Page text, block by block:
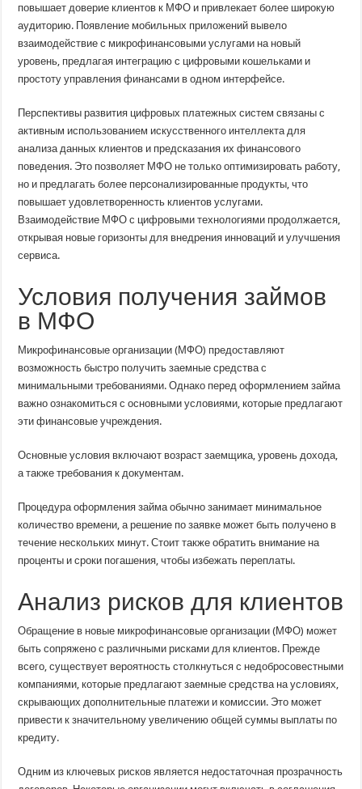
повышает доверие клиентов к МФО и привлекает более широкую
аудиторию. Появление мобильных приложений вывело
взаимодействие с микрофинансовыми услугами на новый
уровень, предлагая интеграцию с цифровыми кошельками и
простоту управления финансами в одном интерфейсе.
Перспективы развития цифровых платежных систем связаны с
активным использованием искусственного интеллекта для
анализа данных клиентов и предсказания их финансового
поведения. Это позволяет МФО не только оптимизировать работу,
но и предлагать более персонализированные продукты, что
повышает удовлетворенность клиентов услугами.
Взаимодействие МФО с цифровыми технологиями продолжается,
открывая новые горизонты для внедрения инноваций и улучшения
сервиса.
Условия получения займов
в МФО
Микрофинансовые организации (МФО) предоставляют
возможность быстро получить заемные средства с
минимальными требованиями. Однако перед оформлением займа
важно ознакомиться с основными условиями, которые предлагают
эти финансовые учреждения.
Основные условия включают возраст заемщика, уровень дохода,
а также требования к документам.
Процедура оформления займа обычно занимает минимальное
количество времени, а решение по заявке может быть получено в
течение нескольких минут. Стоит также обратить внимание на
проценты и сроки погашения, чтобы избежать переплаты.
Анализ рисков для клиентов
Обращение в новые микрофинансовые организации (МФО) может
быть сопряжено с различными рисками для клиентов. Прежде
всего, существует вероятность столкнуться с недобросовестными
компаниями, которые предлагают заемные средства на условиях,
скрывающих дополнительные платежи и комиссии. Это может
привести к значительному увеличению общей суммы выплаты по
кредиту.
Одним из ключевых рисков является недостаточная прозрачность